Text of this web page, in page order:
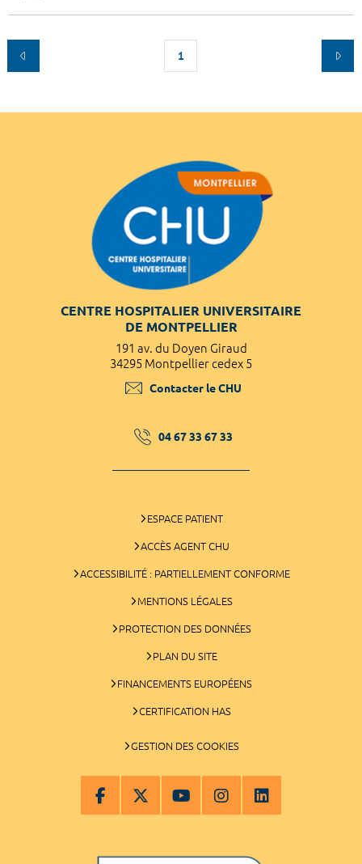
1
CENTRE HOSPITALIER UNIVERSITAIRE
DE MONTPELLIER
191 av. du Doyen Giraud
34295 Montpellier cedex 5
Contacter le CHU
04 67 33 67 33
ESPACE PATIENT
ACCÈS AGENT CHU
ACCESSIBILITÉ : PARTIELLEMENT CONFORME
MENTIONS LÉGALES
PROTECTION DES DONNÉES
PLAN DU SITE
FINANCEMENTS EUROPÉENS
CERTIFICATION HAS
GESTION DES COOKIES